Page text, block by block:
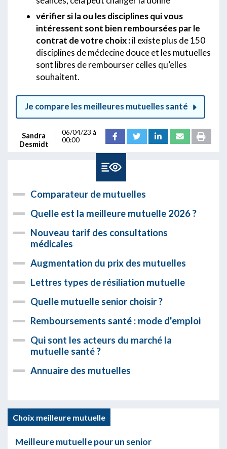
vérifier si la ou les disciplines qui vous
intéressent sont bien remboursées par le
contrat de votre choix :il existe plus de 150
disciplines de médecine douce et les mutuelles
sont libres de rembourser celles qu’elles
souhaitent.
Je compare les meilleures mutuelles santé
Sandra
Desmidt
06/04/23 à
00:00
Comparateur de mutuelles
Quelle est la meilleure mutuelle 2026 ?
Nouveau tarif des consultations
médicales
Augmentation du prix des mutuelles
Lettres types de résiliation mutuelle
Quelle mutuelle senior choisir ?
Remboursements santé : mode d'emploi
Qui sont les acteurs du marché la
mutuelle santé ?
Annuaire des mutuelles
Choix meilleure mutuelle
Meilleure mutuelle pour un senior